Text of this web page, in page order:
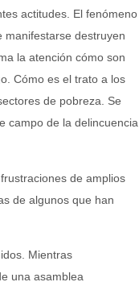
actitudes. El fenómeno
manifestarse destruyen
la atención cómo son
Cómo es el trato a los
de pobreza. Se
campo de la delincuencia
de amplios
de algunos que han
Mientras
una asamblea